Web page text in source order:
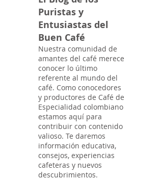
Puristas y
Entusiastas del
Buen Café
Nuestra comunidad de
amantes del café merece
conocer lo último
referente al mundo del
café. Como conocedores
y productores de Café de
Especialidad colombiano
estamos aquí para
contribuir con contenido
valioso. Te daremos
información educativa,
consejos, experiencias
cafeteras y nuevos
descubrimientos.